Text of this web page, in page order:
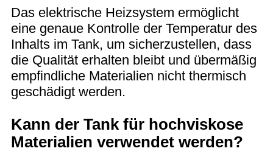
Das elektrische Heizsystem ermöglicht
eine genaue Kontrolle der Temperatur des
Inhalts im Tank, um sicherzustellen, dass
die Qualität erhalten bleibt und übermäßig
empfindliche Materialien nicht thermisch
geschädigt werden.
Kann der Tank für hochviskose
Materialien verwendet werden?